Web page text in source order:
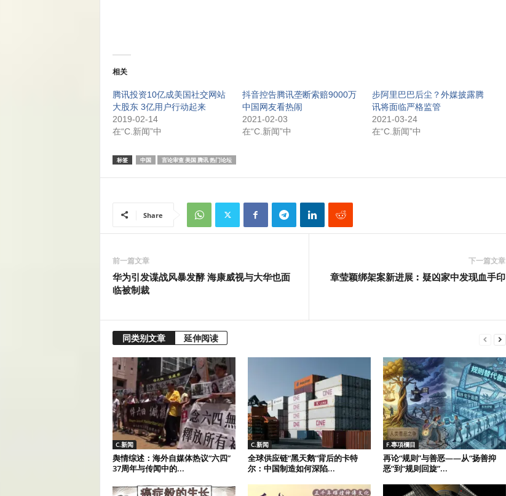
相关
腾讯投资10亿成美国社交网站
大股东 3亿用户行动起来
2019-02-14
在“C.新闻”中
抖音控告腾讯垄断索赔9000万
中国网友看热闹
2021-02-03
在“C.新闻”中
步阿里巴巴后尘？外媒披露腾
讯将面临严格监管
2021-03-24
在“C.新闻”中
标签 中国 言论审查 美国 腾讯 热门论坛
Share
前一篇文章
华为引发谍战风暴发酵 海康威视与大华也面
临被制裁
下一篇文章
章莹颖绑架案新进展︰疑凶家中发现血手印
同类别文章 延伸阅读
C.新闻
舆情综述：海外自媒体热议“六四”
37周年与传闻中的...
C.新闻
全球供应链“黑天鹅”背后的卡特
尔：中国制造如何深陷...
F.專項欄目
再论“规则”与善恶——从“扬善抑
恶”到“规则回旋”...